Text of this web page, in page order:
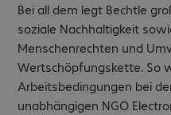
Bei all dem legt Bechtle
soziale Nachhaltigkeit
Menschenrechten und
Wertschöpfungskette. So
Arbeitsbedingungen bei
unabhängigen NGO